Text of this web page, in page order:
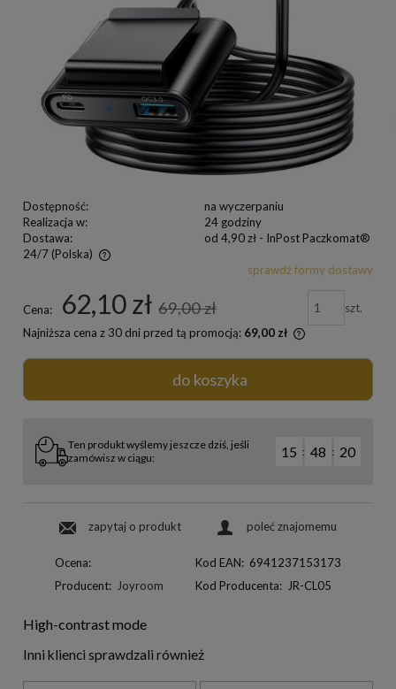
Dostępność:
na wyczerpaniu
Realizacja w:
24 godziny
Dostawa:
od 4,90 zł - InPost Paczkomat®
24/7 (Polska)
sprawdź formy dostawy
Cena: 62,10 zł 69,00 zł
Najniższa cena z 30 dni przed tą promocją: 69,00 zł
szt.
do koszyka
Ten produkt wyślemy jeszcze dziś, jeśli
zamówisz w ciągu:
15 : 48 : 19
zapytaj o produkt poleć znajomemu
Ocena:
Producent: Joyroom
Kod EAN: 6941237153173
Kod Producenta: JR-CL05
High-contrast mode
Inni klienci sprawdzali również